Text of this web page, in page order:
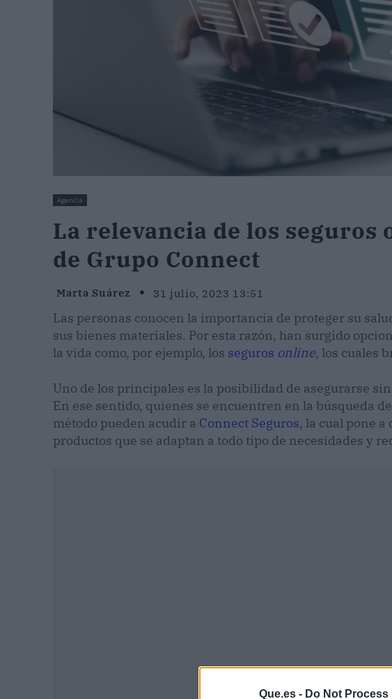
Que.es - Do Not
Agencia
La relevancia de los seguros
de Grupo Connect
Marta Suárez 31 julio, 2023 13:51
Las personas conocen la importancia de proteger su
sus bienes materiales. Por esta razón, han surgido
la vida como, por ejemplo, los seguros online, los cuales
Uno de los principales es la posibilidad de asegurarse
En ese sentido, quienes se encuentren en la búsqueda
método pueden acudir a Connect Seguros, la cual pone
productos que se adaptan a todo tipo de necesidades y